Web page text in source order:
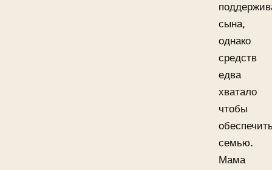
сына,
однако
средств
едва
хватало
чтобы
семью.
Мама